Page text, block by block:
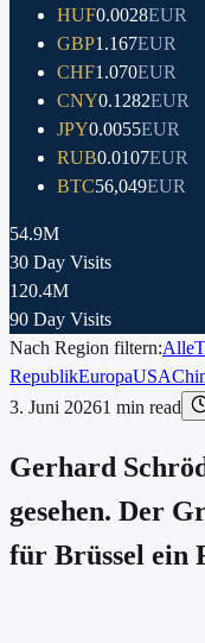
HUF0.0028EUR
GBP1.167EUR
CHF1.070EUR
CNY0.1282EUR
JPY0.0055EUR
RUB0.0107EUR
BTC56,049EUR
54.9M
30 Day Visits
120.4M
90 Day Visits
Nach Region filtern:Alle
RepublikEuropaUSA
3. Juni 20261 min read
Gerhard
gesehen. Der
für Brüssel ein